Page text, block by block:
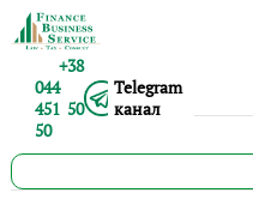
+38
044
451 50
50
Telegram
канал